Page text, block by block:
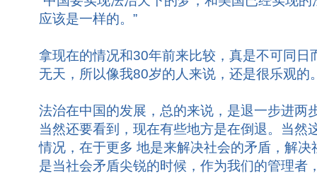
应该是一样的。”
拿现在的情况和30年前来比较，真是不可同日
无天，所以像我80岁的人来说，还是很乐观的
法治在中国的发展，总的来说，是退一步进两
当然还要看到，现在有些地方是在倒退。当然
情况，在于更多 地是来解决社会的矛盾，解
是当社会矛盾尖锐的时候，作为我们的管理者